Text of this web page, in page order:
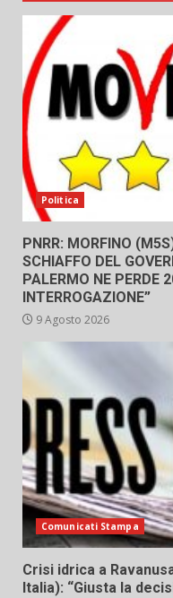
Politica
PNRR: MORFINO
SCHIAFFO DEL
PALERMO NE PERDE
INTERROGAZIONE”
9 Agosto 2026
Comunicati Stampa
Crisi idrica a
Italia): “Giusta la